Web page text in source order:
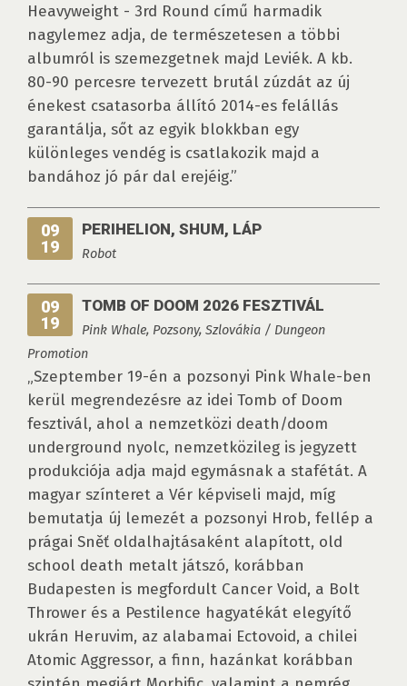
Heavyweight - 3rd Round című harmadik
nagylemez adja, de természetesen a többi
albumról is szemezgetnek majd Leviék. A kb.
80-90 percesre tervezett brutál zúzdát az új
énekest csatasorba állító 2014-es felállás
garantálja, sőt az egyik blokkban egy
különleges vendég is csatlakozik majd a
bandához jó pár dal erejéig.”
09
19
PERIHELION, SHUM, LÁP
Robot
09
19
TOMB OF DOOM 2026 FESZTIVÁL
Pink Whale, Pozsony, Szlovákia / Dungeon
Promotion
„Szeptember 19-én a pozsonyi Pink Whale-ben
kerül megrendezésre az idei Tomb of Doom
fesztivál, ahol a nemzetközi death/doom
underground nyolc, nemzetközileg is jegyzett
produkciója adja majd egymásnak a stafétát. A
magyar színteret a Vér képviseli majd, míg
bemutatja új lemezét a pozsonyi Hrob, fellép a
prágai Sněť oldalhajtásaként alapított, old
school death metalt játszó, korábban
Budapesten is megfordult Cancer Void, a Bolt
Thrower és a Pestilence hagyatékát elegyítő
ukrán Heruvim, az alabamai Ectovoid, a chilei
Atomic Aggressor, a finn, hazánkat korábban